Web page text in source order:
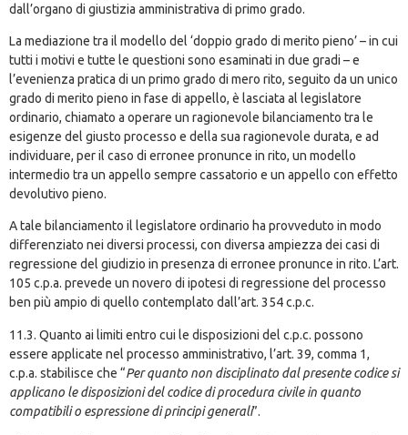
dall’organo di giustizia amministrativa di primo grado.
La mediazione tra il modello del ‘doppio grado di merito pieno’ – in cui
tutti i motivi e tutte le questioni sono esaminati in due gradi – e
l’evenienza pratica di un primo grado di mero rito, seguito da un unico
grado di merito pieno in fase di appello, è lasciata al legislatore
ordinario, chiamato a operare un ragionevole bilanciamento tra le
esigenze del giusto processo e della sua ragionevole durata, e ad
individuare, per il caso di erronee pronunce in rito, un modello
intermedio tra un appello sempre cassatorio e un appello con effetto
devolutivo pieno.
A tale bilanciamento il legislatore ordinario ha provveduto in modo
differenziato nei diversi processi, con diversa ampiezza dei casi di
regressione del giudizio in presenza di erronee pronunce in rito. L’art.
105 c.p.a. prevede un novero di ipotesi di regressione del processo
ben più ampio di quello contemplato dall’art. 354 c.p.c.
11.3. Quanto ai limiti entro cui le disposizioni del c.p.c. possono
essere applicate nel processo amministrativo, l’art. 39, comma 1,
c.p.a. stabilisce che “Per quanto non disciplinato dal presente codice si
applicano le disposizioni del codice di procedura civile in quanto
compatibili o espressione di principi generali”.